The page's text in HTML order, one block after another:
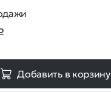
Добавить в корзину